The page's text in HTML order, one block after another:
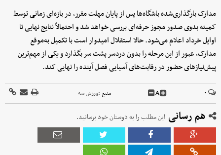
مدارک بارگذاری‌شده باشگاه‌ها پس از پایان مهلت مقرر، در بازه‌ای زمانی توسط
کمیته بدوی صدور مجوز حرفه‌ای بررسی خواهد شد و احتمالاً نتایج نهایی تا
اوایل خرداد اعلام می‌شود. حالا استقلال امیدوار است با تکمیل به‌موقع
مدارک، عبور از این مرحله را بدون دردسر پشت سر بگذارد و یکی از مهم‌ترین
پیش‌نیازهای حضور در رقابت‌های آسیایی فصل آینده را نهایی کند.
۰ A منبع :ورزش سه
هم رسانی این مطلب را به دوستان خود برسانید.